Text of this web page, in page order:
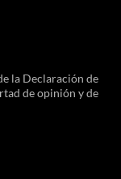
la Declaración de
de opinión y de